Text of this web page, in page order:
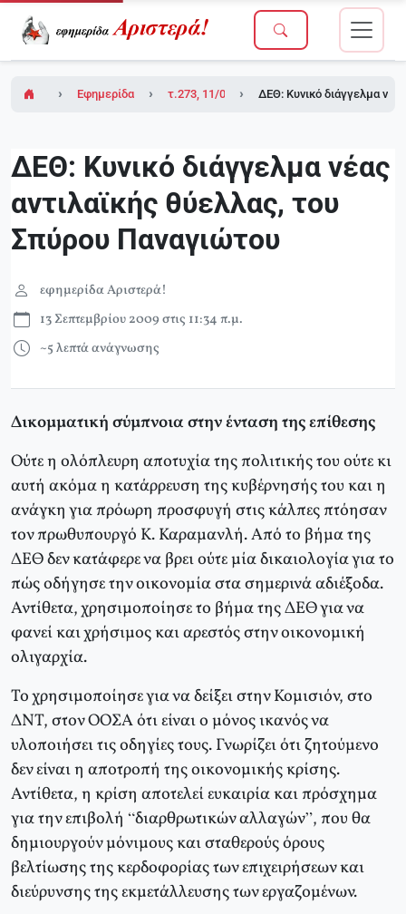
Εφημερίδα Αριστερά!τ.273, 11/09/2009ΔΕΘ: Κυνικό διάγγελμα
ΔΕΘ: Κυνικό διάγγελμα νέας
αντιλαϊκής θύελλας, του
Σπύρου Παναγιώτου
εφημερίδα Αριστερά!
13 Σεπτεμβρίου 2009 στις 11:34 π.μ.
~5 λεπτά ανάγνωσης
Δικομματική σύμπνοια στην ένταση της επίθεσης
Ούτε η ολόπλευρη αποτυχία της πολιτικής του ούτε κι
αυτή ακόμα η κατάρρευση της κυβέρνησής του και η
ανάγκη για πρόωρη προσφυγή στις κάλπες πτόησαν
τον πρωθυπουργό Κ. Καραμανλή. Από το βήμα της
ΔΕΘ δεν κατάφερε να βρει ούτε μία δικαιολογία για το
πώς οδήγησε την οικονομία στα σημερινά αδιέξοδα.
Αντίθετα, χρησιμοποίησε το βήμα της ΔΕΘ για να
φανεί και χρήσιμος και αρεστός στην οικονομική
ολιγαρχία.
Το χρησιμοποίησε για να δείξει στην Κομισιόν, στο
ΔΝΤ, στον ΟΟΣΑ ότι είναι ο μόνος ικανός να
υλοποιήσει τις οδηγίες τους. Γνωρίζει ότι ζητούμενο
δεν είναι η αποτροπή της οικονομικής κρίσης.
Αντίθετα, η κρίση αποτελεί ευκαιρία και πρόσχημα
για την επιβολή “διαρθρωτικών αλλαγών”, που θα
δημιουργούν μόνιμους και σταθερούς όρους
βελτίωσης της κερδοφορίας των επιχειρήσεων και
διεύρυνσης της εκμετάλλευσης των εργαζομένων.